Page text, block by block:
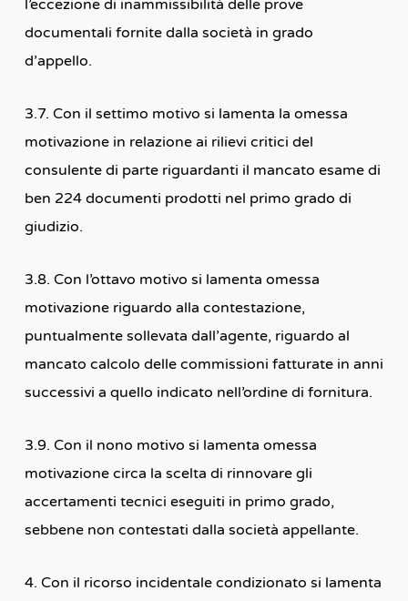
l’eccezione di inammissibilità delle prove
documentali fornite dalla società in grado
d’appello.
3.7. Con il settimo motivo si lamenta la omessa
motivazione in relazione ai rilievi critici del
consulente di parte riguardanti il mancato esame di
ben 224 documenti prodotti nel primo grado di
giudizio.
3.8. Con l’ottavo motivo si lamenta omessa
motivazione riguardo alla contestazione,
puntualmente sollevata dall’agente, riguardo al
mancato calcolo delle commissioni fatturate in anni
successivi a quello indicato nell’ordine di fornitura.
3.9. Con il nono motivo si lamenta omessa
motivazione circa la scelta di rinnovare gli
accertamenti tecnici eseguiti in primo grado,
sebbene non contestati dalla società appellante.
4. Con il ricorso incidentale condizionato si lamenta